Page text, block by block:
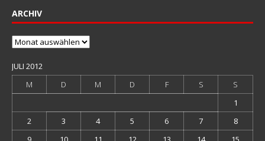
ARCHIV
Archiv
JULI 2012
M
D M D F S
S
1
2
3 4 5 6 7
8